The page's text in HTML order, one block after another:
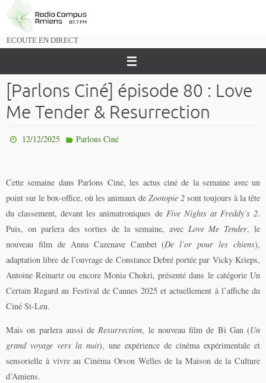
Passer
vers
ECOUTE EN DIRECT
[Parlons Ciné] épisode 80 : Love
Me Tender & Resurrection
12/12/2025 Parlons Ciné
Cette semaine dans Parlons Ciné, les actus ciné de la semaine avec un
point sur le box-office, où les animaux de Zootopie 2 sont toujours à la tête
du classement, devant les animatroniques de Five Nights at Freddy’s 2.
Puis, on parlera des sorties de la semaine, avecLove Me Tender, le
nouveau film de Anna Cazenave Cambet (De l’or pour les chiens),
adaptation libre de l’ouvrage de Constance Debré portée par Vicky Krieps,
Antoine Reinartz ou encore Monia Chokri, présenté dans le catégorie Un
Certain Regard au Festival de Cannes 2025 et actuellement à l’affiche du
Ciné St-Leu.
Mais on parlera aussi deResurrection, le nouveau film de Bi Gan (Un
grand voyage vers la nuit), une expérience de cinéma expérimentale et
sensorielle à vivre au Cinéma Orson Welles de la Maison de la Culture
d’Amiens.